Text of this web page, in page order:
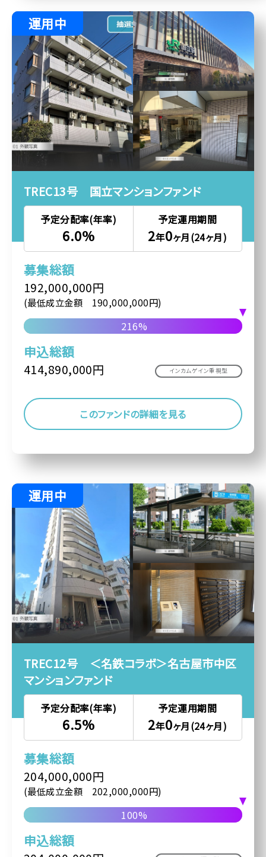
運用中
TREC13号 国立マンションファンド
予定分配率(年率)
6.0%
予定運用期間
2年0ヶ月(24ヶ月)
募集総額
192,000,000円
(最低成立金額 190,000,000円)
216%
申込総額
414,890,000円 インカムゲイン重視型
このファンドの詳細を見る
運用中
TREC12号 ＜名鉄コラボ＞名古屋市中区
マンションファンド
予定分配率(年率)
6.5%
予定運用期間
2年0ヶ月(24ヶ月)
募集総額
204,000,000円
(最低成立金額 202,000,000円)
100%
申込総額